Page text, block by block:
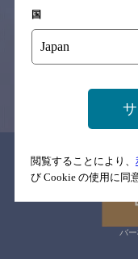
※それぞれのお店のメニ
予告なし
念のためお店にご確
バ
国
閲覧することにより、
び Cookie の使用に同